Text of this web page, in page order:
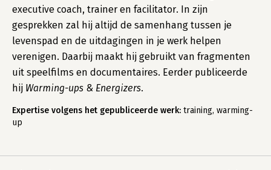
executive coach, trainer en facilitator. In zijn
gesprekken zal hij altijd de samenhang tussen je
levenspad en de uitdagingen in je werk helpen
verenigen. Daarbij maakt hij gebruikt van fragmenten
uit speelfilms en documentaires. Eerder publiceerde
hij Warming-ups & Energizers.
Expertise volgens het gepubliceerde werk: training, warming-
up